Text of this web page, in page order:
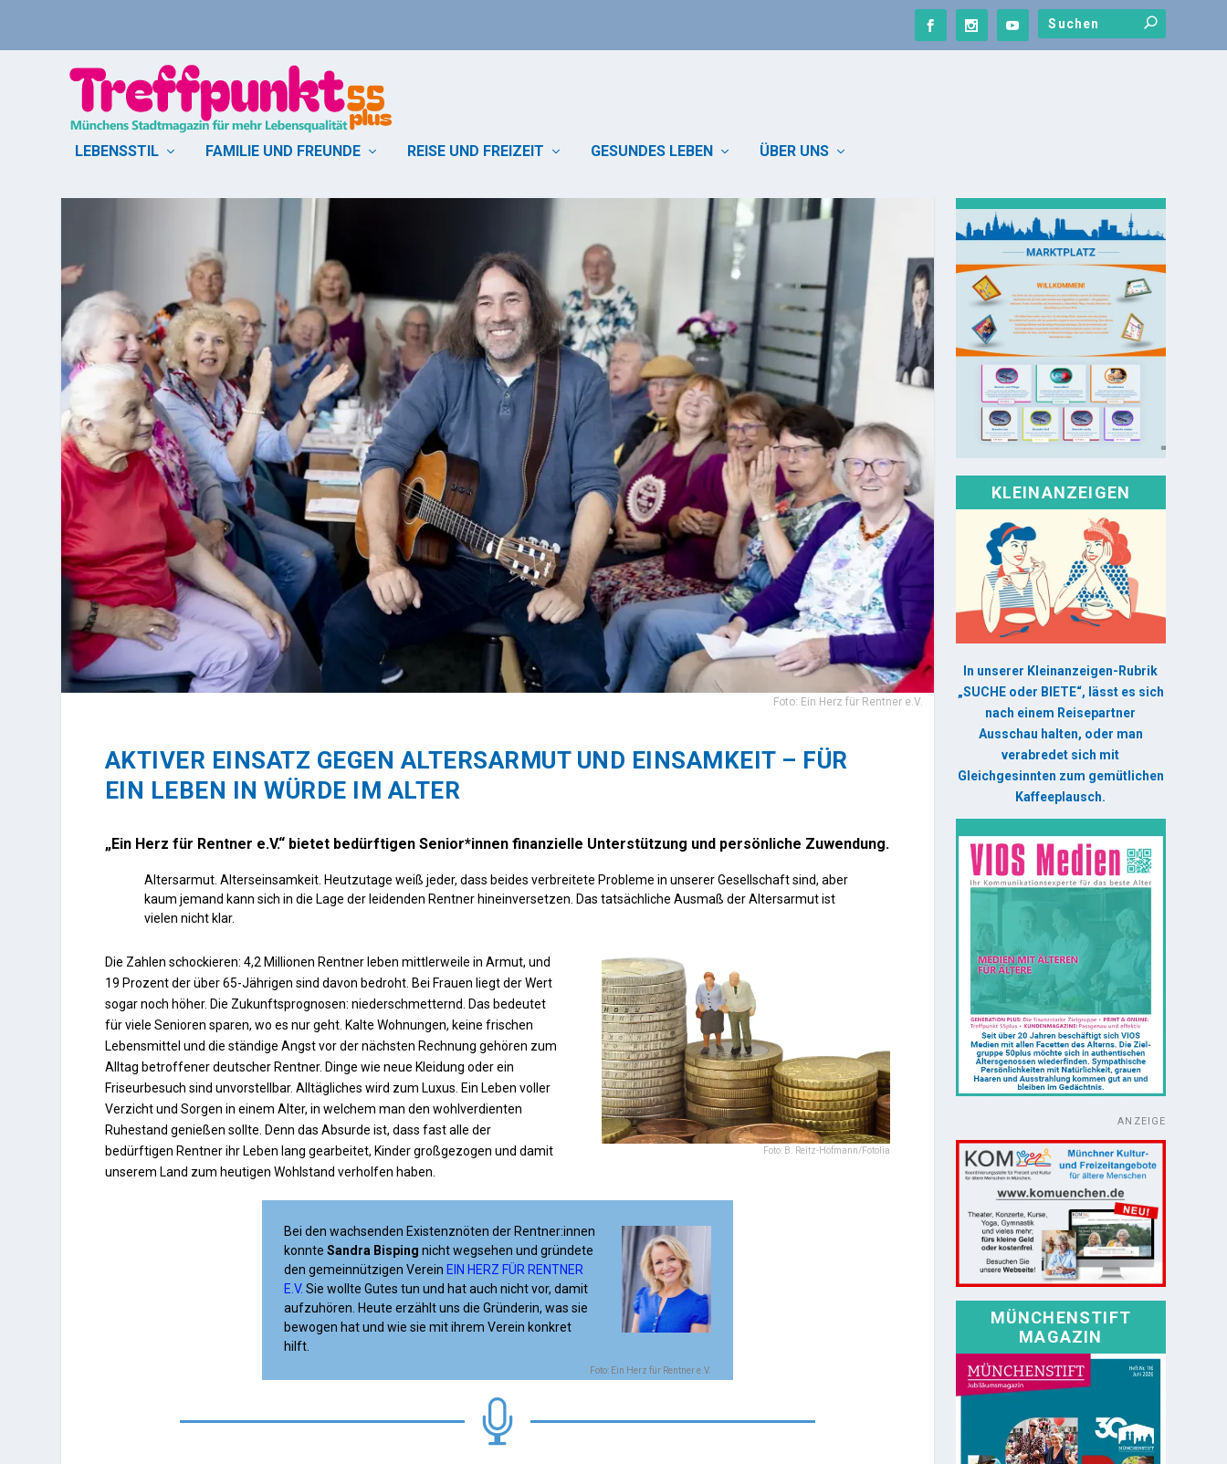
LEBENSSTIL FAMILIE UND FREUNDE REISE UND FREIZEIT GESUNDES LEBEN ÜBER UNS
Foto: Ein Herz für Rentner e.V.
AKTIVER EINSATZ GEGEN ALTERSARMUT UND EINSAMKEIT – FÜR
EIN LEBEN IN WÜRDE IM ALTER
„Ein Herz für Rentner e.V.“ bietet bedürftigen Senior*innen finanzielle Unterstützung und persönliche Zuwendung.
Altersarmut. Alterseinsamkeit. Heutzutage weiß jeder, dass beides verbreitete Probleme in unserer Gesellschaft sind, aber
kaum jemand kann sich in die Lage der leidenden Rentner hineinversetzen. Das tatsächliche Ausmaß der Altersarmut ist
vielen nicht klar.
Die Zahlen schockieren: 4,2 Millionen Rentner leben mittlerweile in Armut, und
19 Prozent der über 65-Jährigen sind davon bedroht. Bei Frauen liegt der Wert
sogar noch höher. Die Zukunftsprognosen: niederschmetternd. Das bedeutet
für viele Senioren sparen, wo es nur geht. Kalte Wohnungen, keine frischen
Lebensmittel und die ständige Angst vor der nächsten Rechnung gehören zum
Alltag betroffener deutscher Rentner. Dinge wie neue Kleidung oder ein
Friseurbesuch sind unvorstellbar. Alltägliches wird zum Luxus. Ein Leben voller
Verzicht und Sorgen in einem Alter, in welchem man den wohlverdienten
Ruhestand genießen sollte. Denn das Absurde ist, dass fast alle der
bedürftigen Rentner ihr Leben lang gearbeitet, Kinder großgezogen und damit
unserem Land zum heutigen Wohlstand verholfen haben.
Foto: B. Reitz-Hofmann/Fotolia
Bei den wachsenden Existenznöten der Rentner:innen
konnte Sandra Bisping nicht wegsehen und gründete
den gemeinnützigen Verein EIN HERZ FÜR RENTNER
E.V. Sie wollte Gutes tun und hat auch nicht vor, damit
aufzuhören. Heute erzählt uns die Gründerin, was sie
bewogen hat und wie sie mit ihrem Verein konkret
hilft.
Foto: Ein Herz für Rentner e.V.

KLEINANZEIGEN
In unserer Kleinanzeigen-Rubrik
„SUCHE oder BIETE“, lässt es sich
nach einem Reisepartner
Ausschau halten, oder man
verabredet sich mit
Gleichgesinnten zum gemütlichen
Kaffeeplausch.
ANZEIGE
MÜNCHENSTIFT
MAGAZIN